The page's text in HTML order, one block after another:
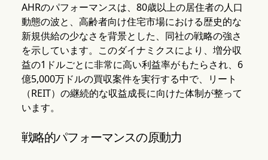
AHRのパフォーマンスは、80歳以上の居住者の人口
動態の波と、高齢者向け住宅市場における歴史的な
新規供給の少なさを背景とした、同社の戦略の強さ
を示しています。このダイナミクスにより、増分収
益の1ドルごとに非常に高い利益率がもたらされ、6
億5,000万ドルの買収案件を実行する中で、リート
（REIT）の継続的な収益成長に向けた体制が整って
います。
戦略的パフォーマンスの原動力